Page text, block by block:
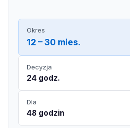
Okres
12 – 30 mies.
Decyzja
24 godz.
Dla
48 godzin